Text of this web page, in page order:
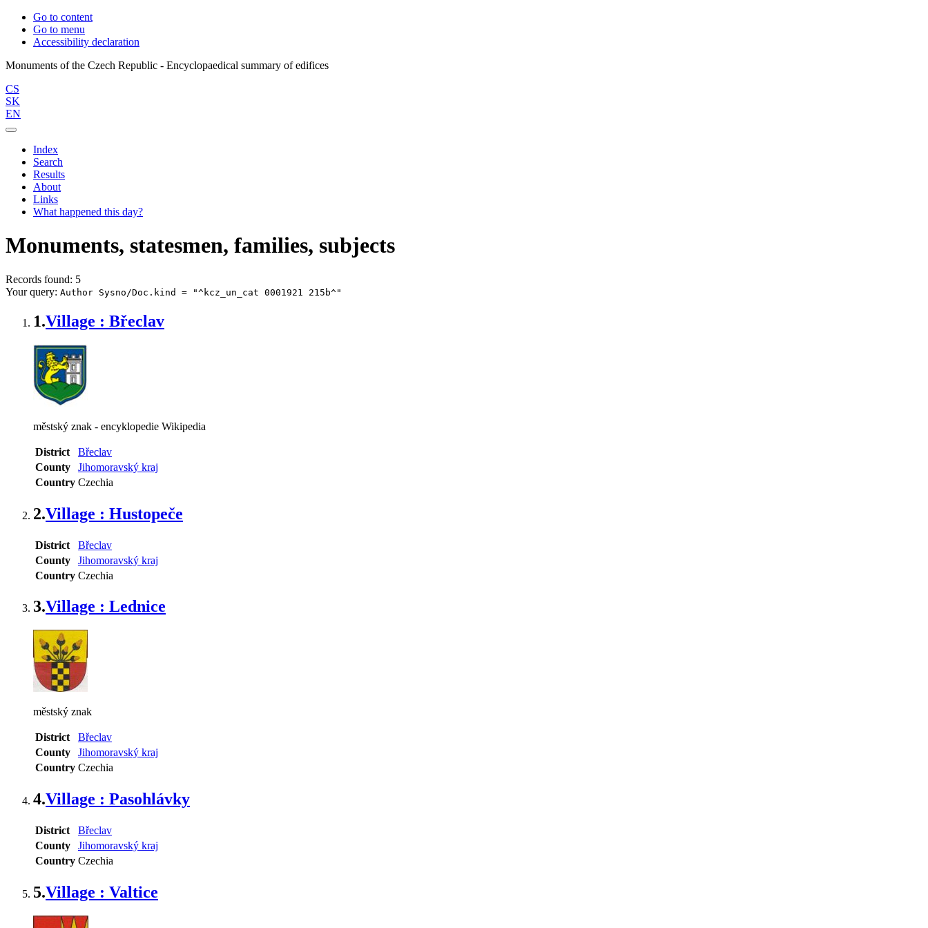
Go to content
Go to menu
Accessibility declaration
CS
SK
EN
Index
Search
Results
About
Links
What happened this day?
Monuments, statesmen, families, subjects
Records found: 5
Your query: Author Sysno/Doc.kind = "^kcz_un_cat 0001921 215b^"
1.Village : Břeclav
městský znak - encyklopedie Wikipedia
District
Břeclav
County
Jihomoravský kraj
Country Czechia
2.Village : Hustopeče
District
Břeclav
County
Jihomoravský kraj
Country Czechia
3.Village : Lednice
městský znak
District
Břeclav
County
Jihomoravský kraj
Country Czechia
4.Village : Pasohlávky
District
Břeclav
County
Jihomoravský kraj
Country Czechia
5.Village : Valtice